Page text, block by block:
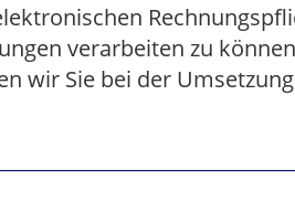
verarbeiten zu
wir Sie bei der